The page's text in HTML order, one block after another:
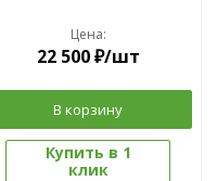
Цена:
22 500₽/шт
В корзину
Купить в 1
клик